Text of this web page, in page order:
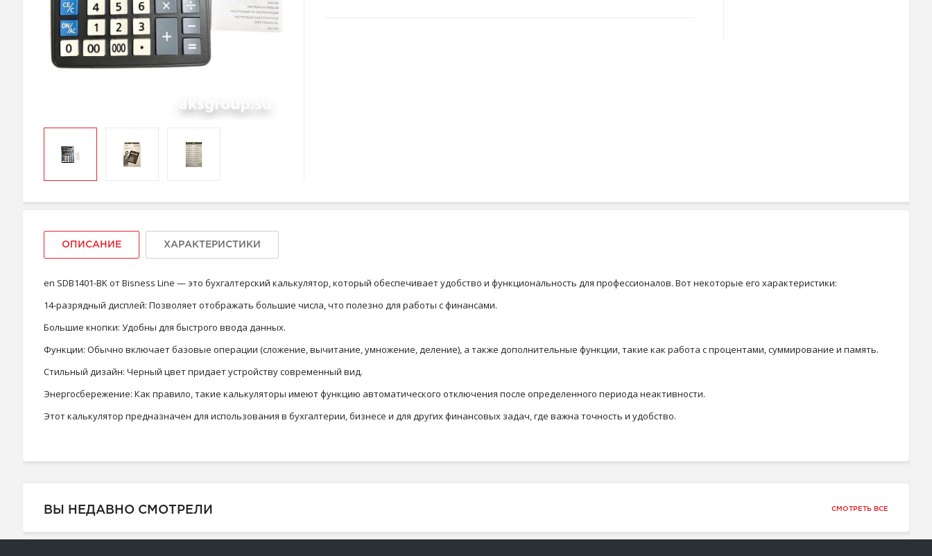
ОПИСАНИЕ ХАРАКТЕРИСТИКИ
en SDB1401-BK от Bisness Line — это бухгалтерский калькулятор, который обеспечивает удобство и функциональность для профессионалов. Вот некоторые его характеристики:
14-разрядный дисплей: Позволяет отображать большие числа, что полезно для работы с финансами.
Большие кнопки: Удобны для быстрого ввода данных.
Функции: Обычно включает базовые операции (сложение, вычитание, умножение, деление), а также дополнительные функции, такие как работа с процентами, суммирование и память.
Стильный дизайн: Черный цвет придает устройству современный вид.
Энергосбережение: Как правило, такие калькуляторы имеют функцию автоматического отключения после определенного периода неактивности.
Этот калькулятор предназначен для использования в бухгалтерии, бизнесе и для других финансовых задач, где важна точность и удобство.
ВЫ НЕДАВНО СМОТРЕЛИ СМОТРЕТЬ ВСЕ